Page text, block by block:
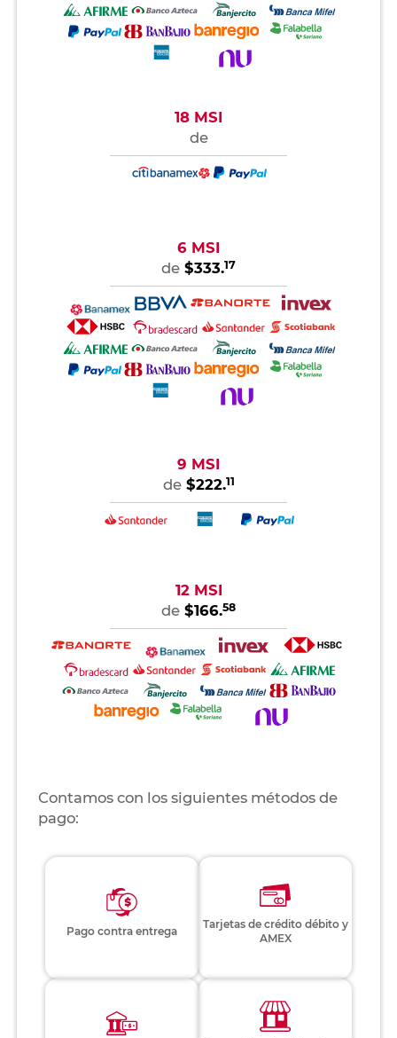
18 MSI
de
6 MSI
de $333.17
9 MSI
de $222.11
12 MSI
de $166.58
Contamos con los siguientes métodos de
pago:
Pago contra entrega
Tarjetas de crédito débito y
AMEX